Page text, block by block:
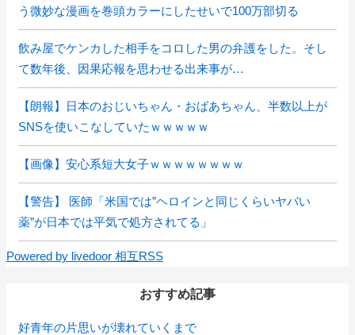
う微妙な漫画を巻頭カラーにしたせいで100万部切る
飲み屋でケンカした相手をコロした男の弁護をした。そし
て数年後、因果応報を思わせる出来事が…
【朗報】日本のおじいちゃん・おばあちゃん、半数以上が
SNSを使いこなしていたｗｗｗｗｗ
【画像】安心系短大女子ｗｗｗｗｗｗｗｗ
【警告】 医師「米国では”ヘロインと同じくらいヤバい
薬”が日本では平気で処方されてる」
Powered by livedoor 相互RSS
おすすめ記事
好青年の片思いが壊れていくまで